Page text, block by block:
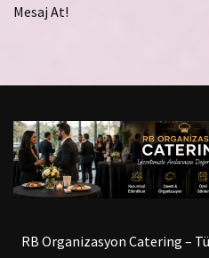
Mesaj At!
RB Organizasyon Catering –